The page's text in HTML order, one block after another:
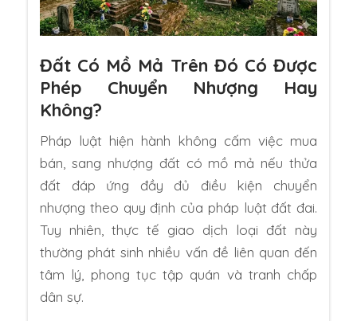
Đất Có Mồ Mả Trên Đó Có Được
Phép Chuyển Nhượng Hay
Không?
Pháp luật hiện hành không cấm việc mua
bán, sang nhượng đất có mồ mả nếu thửa
đất đáp ứng đầy đủ điều kiện chuyển
nhượng theo quy định của pháp luật đất đai.
Tuy nhiên, thực tế giao dịch loại đất này
thường phát sinh nhiều vấn đề liên quan đến
tâm lý, phong tục tập quán và tranh chấp
dân sự.